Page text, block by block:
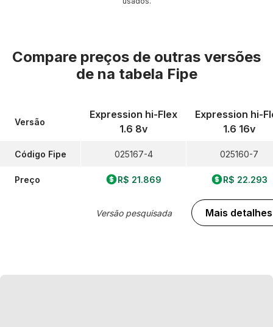
Compare preços de outras versões
de na tabela Fipe
Versão
Código Fipe
Preço
Expression hi-Flex
1.6 8v
025167-4
R$ 21.869
Versão pesquisada
Expression hi-
1.6 16v
025160-7
R$ 22.293
Mais detalhes